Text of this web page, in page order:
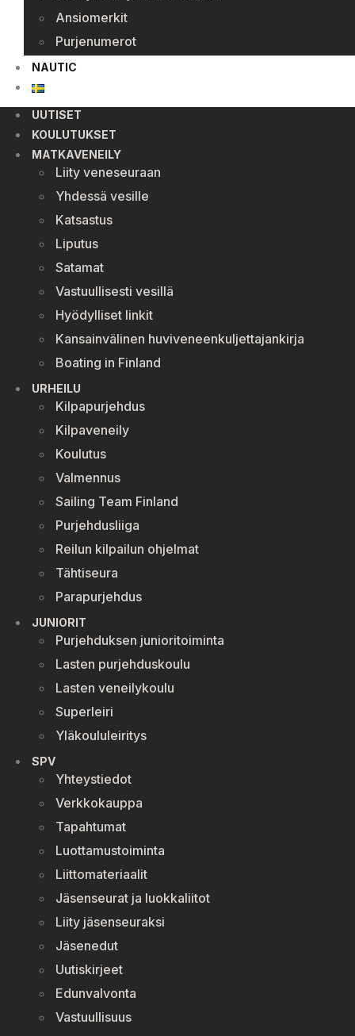
Ansiomerkit
Purjenumerot
NAUTIC
UUTISET
KOULUTUKSET
MATKAVENEILY
Liity veneseuraan
Yhdessä vesille
Katsastus
Liputus
Satamat
Vastuullisesti vesillä
Hyödylliset linkit
Kansainvälinen huviveneenkuljettajankirja
Boating in Finland
URHEILU
Kilpapurjehdus
Kilpaveneily
Koulutus
Valmennus
Sailing Team Finland
Purjehdusliiga
Reilun kilpailun ohjelmat
Tähtiseura
Parapurjehdus
JUNIORIT
Purjehduksen junioritoiminta
Lasten purjehduskoulu
Lasten veneilykoulu
Superleiri
Yläkoululeiritys
SPV
Yhteystiedot
Verkkokauppa
Tapahtumat
Luottamustoiminta
Liittomateriaalit
Jäsenseurat ja luokkaliitot
Liity jäsenseuraksi
Jäsenedut
Uutiskirjeet
Edunvalvonta
Vastuullisuus